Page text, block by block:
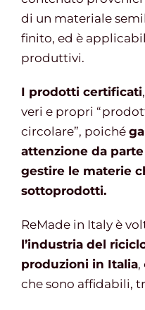
di un materiale
finito, ed è
produttivi.
I prodotti certificati
veri e propri
circolare”, poiché
attenzione da
gestire le materie
sottoprodotti.
ReMade in Italy è
l’industria del
produzioni in Italia,
che sono affidabili,